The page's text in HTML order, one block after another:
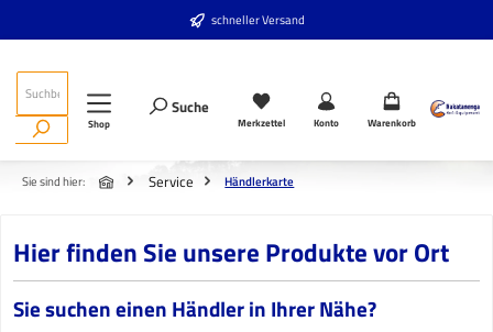
schneller Versand
Shop
Suche
Merkzettel Konto Warenkorb
Sie sind hier: Service Händlerkarte
Hier finden Sie unsere Produkte vor Ort
Sie suchen einen Händler in Ihrer Nähe?